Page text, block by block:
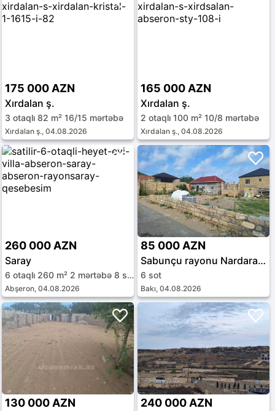
175 000 AZN
Xırdalan ş.
3 otaqlı 82 m² 16/15 mərtəbə
Xırdalan ş., 04.08.2026
165 000 AZN
Xırdalan ş.
2 otaqlı 100 m² 10/8 mərtəbə
Xırdalan ş., 04.08.2026
260 000 AZN
Saray
6 otaqlı 260 m² 2 mərtəbə 8 sot
Abşeron, 04.08.2026
85 000 AZN
Sabunçu rayonu Nardaran qəs.
6 sot
Bakı, 04.08.2026
130 000 AZN 240 000 AZN